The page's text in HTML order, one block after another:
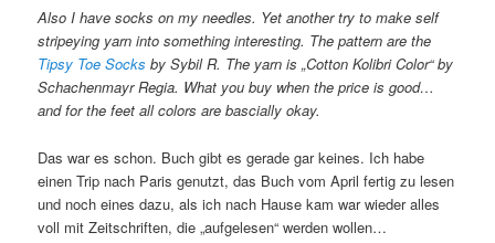
Also I have socks on my needles. Yet another try to make self
stripeying yarn into something interesting. The pattern are the
Tipsy Toe Socks by Sybil R. The yarn is „Cotton Kolibri Color“ by
Schachenmayr Regia. What you buy when the price is good…
and for the feet all colors are bascially okay.
Das war es schon. Buch gibt es gerade gar keines. Ich habe
einen Trip nach Paris genutzt, das Buch vom April fertig zu lesen
und noch eines dazu, als ich nach Hause kam war wieder alles
voll mit Zeitschriften, die „aufgelesen“ werden wollen…